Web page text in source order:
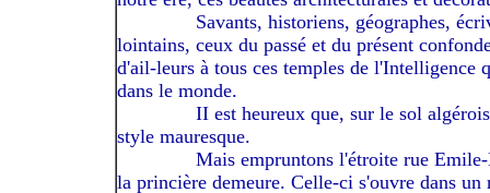
Savants, historiens, géographes,
lointains, ceux du passé et du présent
d'ail-leurs à tous ces temples de l'Intelligence
dans le monde.
------------II est heureux que, sur le sol
style mauresque.
------------Mais empruntons l'étroite rue
la princière demeure. Celle-ci s'ouvre dans